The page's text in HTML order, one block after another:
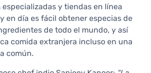
y tiendas en línea
en día es fácil obtener especias de
de todo el mundo, y así
comida extranjera incluso en una
común.